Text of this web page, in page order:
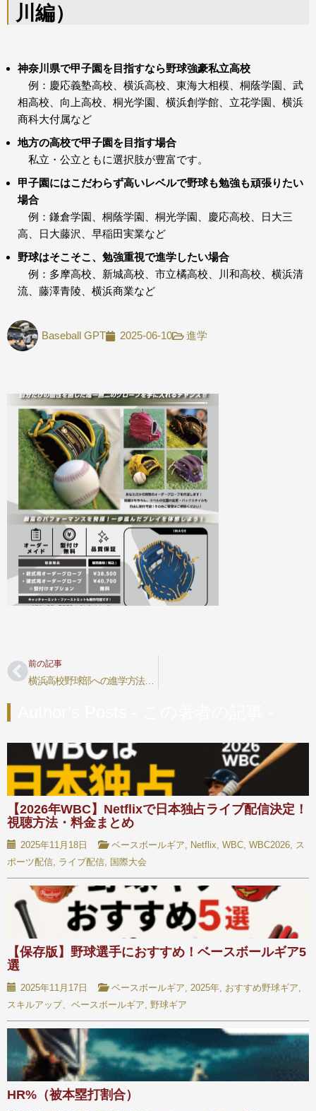
川編）
神奈川県で甲子園を目指すなら野球強豪私立高校
例：慶応義塾高校、横浜高校、東海大相模、桐蔭学園、武
相高校、向上高校、桐光学園、横浜創学館、立花学園、横浜
商科大付属など
地方の高校で甲子園を目指す場合
私立・公立ともに選択肢が豊富です。
甲子園にはこだわらず高いレベルで野球も勉強も頑張りたい
場合
例：鎌倉学園、桐蔭学園、桐光学園、慶応高校、日大三
高、日大藤沢、早稲田実業など
野球はそこそこ、勉強重視で進学したい場合
例：多摩高校、新城高校、市立橘高校、川和高校、横浜清
流、藤澤青陵、横浜商業など
Baseball GPT 2025-06-10 進学
前の記事
横浜高校野球部への進学方法・入部条件
【2026年WBC】Netflixで日本独占ライブ配信決定！
視聴方法・料金まとめ
2025年11月18日 ベースボールギア, Netflix, WBC, WBC2026, ス
ポーツ配信, ライブ配信, 国際大会
【保存版】野球選手におすすめ！ベースボールギア5
選
2025年11月17日 ベースボールギア, 2025年, おすすめ野球ギア,
スキルアップ、ベースボールギア, 野球ギア
HR%（被本塁打割合）